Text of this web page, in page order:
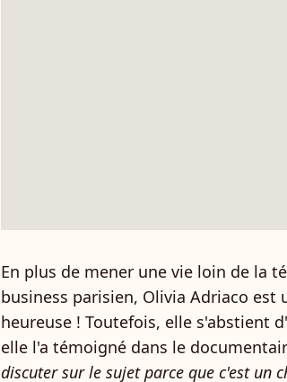
En plus de mener une vie loin de la
business parisien, Olivia Adriaco est
heureuse ! Toutefois, elle s'abstient
elle l'a témoigné dans le
discuter sur le sujet parce que c'est un